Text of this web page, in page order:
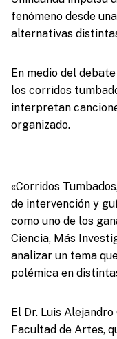
fenómeno desde
alternativas
En medio del
los corridos
interpretan
organizado.
«Corridos
de intervención y
como uno de los
Ciencia, Más
analizar un tema
polémica en
El Dr. Luis
Facultad de Artes,